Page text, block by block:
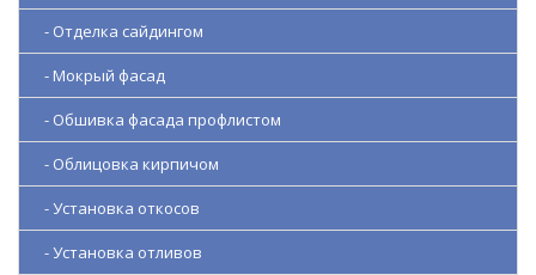
- Отделка сайдингом
- Мокрый фасад
- Обшивка фасада профлистом
- Облицовка кирпичом
- Установка откосов
- Установка отливов